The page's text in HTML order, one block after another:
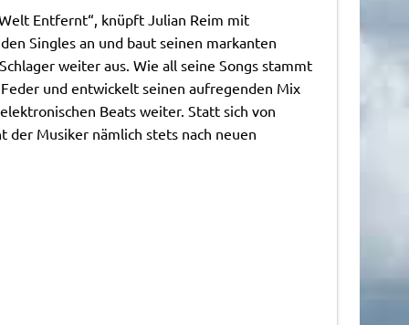
Entfernt“, knüpft Julian Reim mit
Singles an und baut seinen markanten
weiter aus. Wie all seine Songs stammt
und entwickelt seinen aufregenden Mix
Beats weiter. Statt sich von
Musiker nämlich stets nach neuen